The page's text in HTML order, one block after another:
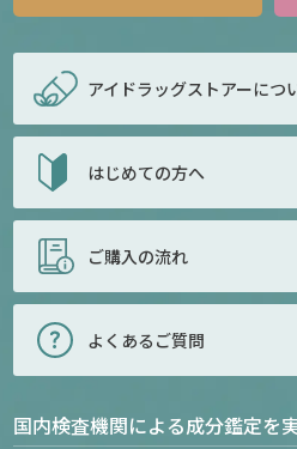
アイドラッグストアーにつ
はじめての方へ
ご購入の流れ
よくあるご質問
国内検査機関による成分鑑定を